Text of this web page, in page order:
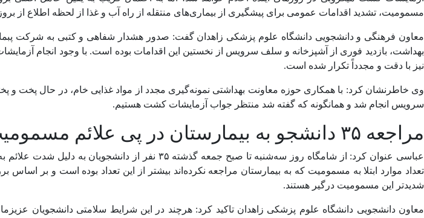
مسمومیت، تشدید اقدامات عمومی برای پیشگیری از بیماری‌های منتقله از راه آب و غذا از لحظه اطلاع
معاون فرهنگی و دانشجویی دانشگاه علوم پزشکی زاهدان گفت: صدور هشدار شفاهی و کتبی به شرکت
بهداشت، بازدید فوری از آشپزخانه و سلف سرویس از نخستین این اقدامات بوده است. با وجود انجام
نیز با دقت و مجدداً تکرار شده است.
وی خاطرنشان کرد: با همکاری حوزه معاونت بهداشتی نمونه‌گیری مجدد از مواد غذایی خام، در حال پخت
سرویس انجام شد و همانگونه که گفته شد منتظر جواب آزمایشات کشت هستیم.
مراجعه ۳۵ دانشجو به بیمارستان در پی علائم مسمومیت
عباسی عنوان کرد: از شامگاه روز سه‌شنبه تا صبح جمعه
تعداد موارد ابتلا به مسمومیت که به بیمارستان مراجعه نکرده‌اند بیشتر از این تعداد بوده است و بر
شدیدتر این مسمومیت درگیر هستند.
معاون دانشجویی دانشگاه علوم پزشکی زاهدان تاکید کرد: هرچند در این شرایط سلامتی دانشجویان